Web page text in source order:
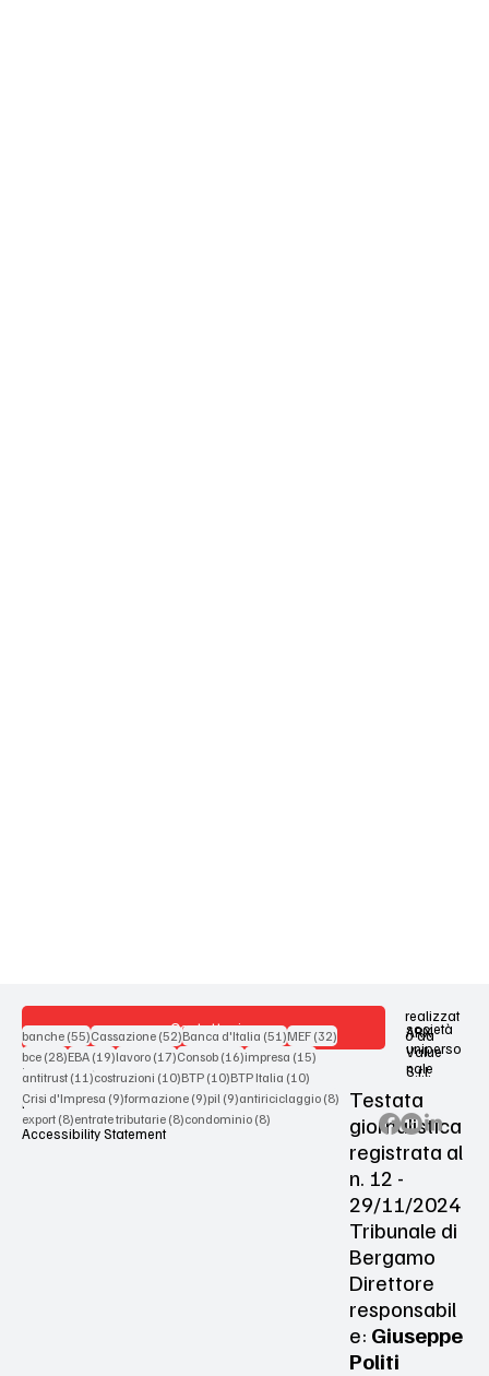
Contattaci
Terms & Conditions
Privacy Policy
Accessibility Statement
realizzat
o da
società
uniperso
nale
ARX
Value
S.r.l.
Testata
giornalistica
registrata al
n. 12 -
29/11/2024
Tribunale di
Bergamo
Direttore
responsabil
e: Giuseppe
Politi
banche (55)55 post
Cassazione (52)52 post
Banca d'Italia (51)51 post
MEF (32)32 post
bce (28)28 post
EBA (19)19 post
lavoro (17)17 post
Consob (16)16 post
impresa (15)15 post
antitrust (11)11 post
costruzioni (10)10 post
BTP (10)10 post
BTP Italia (10)10 post
Crisi d'Impresa (9)9 post
formazione (9)9 post
pil (9)9 post
antiriciclaggio (8)8 post
export (8)8 post
entrate tributarie (8)8 post
condominio (8)8 post